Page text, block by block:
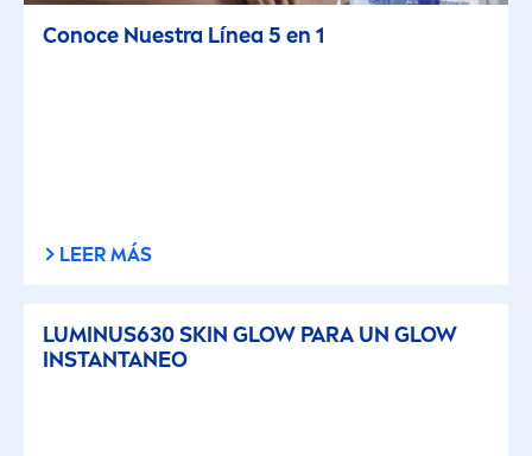
Conoce Nuestra Línea 5 en 1
LEER MÁS
LUMINUS630SKIN GLOW PARA UN GLOW
INSTANTANEO